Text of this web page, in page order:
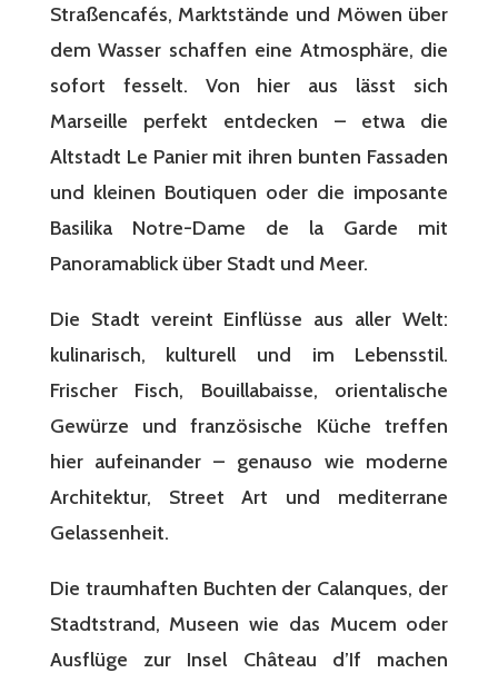
Straßencafés, Marktstände und Möwen über
dem Wasser schaffen eine Atmosphäre, die
sofort fesselt. Von hier aus lässt sich
Marseille perfekt entdecken – etwa die
Altstadt Le Panier mit ihren bunten Fassaden
und kleinen Boutiquen oder die imposante
Basilika Notre-Dame de la Garde mit
Panoramablick über Stadt und Meer.
Die Stadt vereint Einflüsse aus aller Welt:
kulinarisch, kulturell und im Lebensstil.
Frischer Fisch, Bouillabaisse, orientalische
Gewürze und französische Küche treffen
hier aufeinander – genauso wie moderne
Architektur, Street Art und mediterrane
Gelassenheit.
Die traumhaften Buchten der Calanques, der
Stadtstrand, Museen wie das Mucem oder
Ausflüge zur Insel Château d’If machen